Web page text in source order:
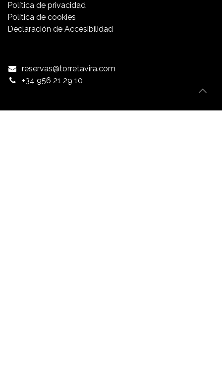
Política de privacidad
Política de cookies
Declaración de Accesibilidad
reservas@torretavira.com
+34 956 21 29 10